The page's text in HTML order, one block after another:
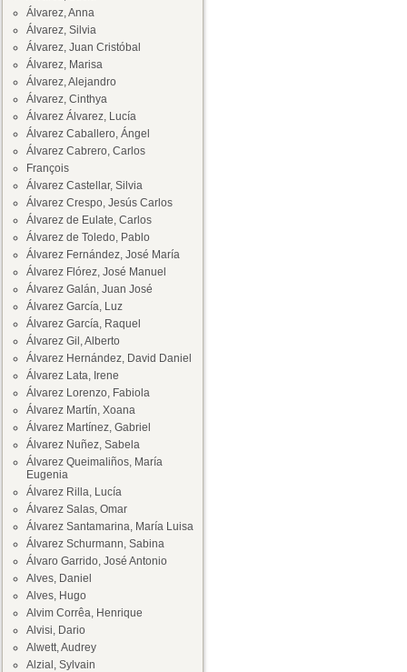
Álvarez, Anna
Álvarez, Silvia
Álvarez, Juan Cristóbal
Álvarez, Marisa
Álvarez, Alejandro
Álvarez, Cinthya
Álvarez Álvarez, Lucía
Álvarez Caballero, Ángel
Álvarez Cabrero, Carlos
François
Álvarez Castellar, Silvia
Álvarez Crespo, Jesús Carlos
Álvarez de Eulate, Carlos
Álvarez de Toledo, Pablo
Álvarez Fernández, José María
Álvarez Flórez, José Manuel
Álvarez Galán, Juan José
Álvarez García, Luz
Álvarez García, Raquel
Álvarez Gil, Alberto
Álvarez Hernández, David Daniel
Álvarez Lata, Irene
Álvarez Lorenzo, Fabiola
Álvarez Martín, Xoana
Álvarez Martínez, Gabriel
Álvarez Nuñez, Sabela
Álvarez Queimaliños, María
Eugenia
Álvarez Rilla, Lucía
Álvarez Salas, Omar
Álvarez Santamarina, María Luisa
Álvarez Schurmann, Sabina
Álvaro Garrido, José Antonio
Alves, Daniel
Alves, Hugo
Alvim Corrêa, Henrique
Alvisi, Dario
Alwett, Audrey
Alzial, Sylvain